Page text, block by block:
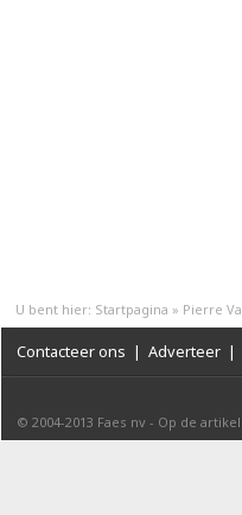
U bent hier: Startpagina » Pierre
Contacteer ons | Adverteer |
© 2004-2013 Faes nv - Op de